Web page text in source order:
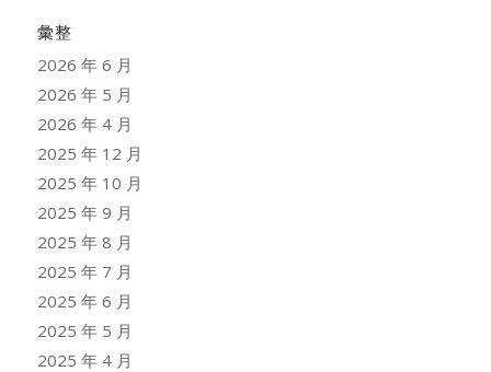
彙整
2026 年 6 月
2026 年 5 月
2026 年 4 月
2025 年 12 月
2025 年 10 月
2025 年 9 月
2025 年 8 月
2025 年 7 月
2025 年 6 月
2025 年 5 月
2025 年 4 月